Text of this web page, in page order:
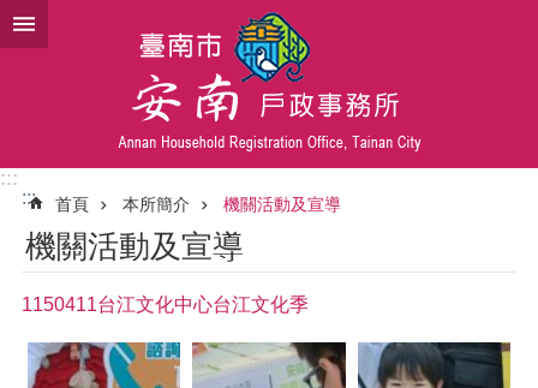
跳到主要內容區塊
:::
:::
首頁 本所簡介 機關活動及宣導
機關活動及宣導
1150411台江文化中心台江文化季